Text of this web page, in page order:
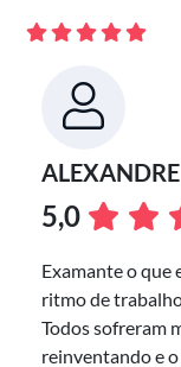
5,0
Examante o que
ritmo de
Todos sofreram
reinventando e